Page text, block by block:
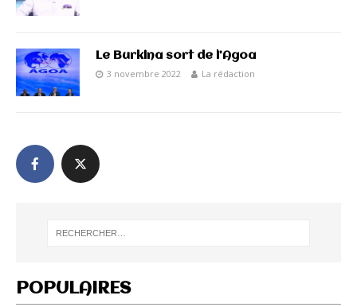
Le Burkina sort de l’Agoa
3 novembre 2022 La rédaction
POPULAIRES